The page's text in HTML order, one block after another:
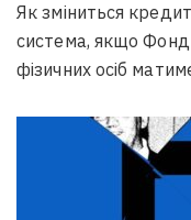
Як зміниться
система, якщо Фонд
фізичних осіб